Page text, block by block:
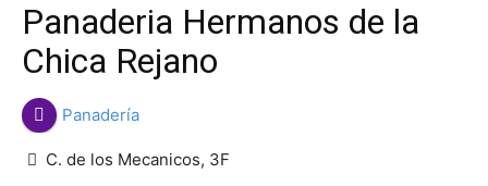
Panaderia Hermanos de la
Chica Rejano
Panadería
C. de los Mecanicos, 3F